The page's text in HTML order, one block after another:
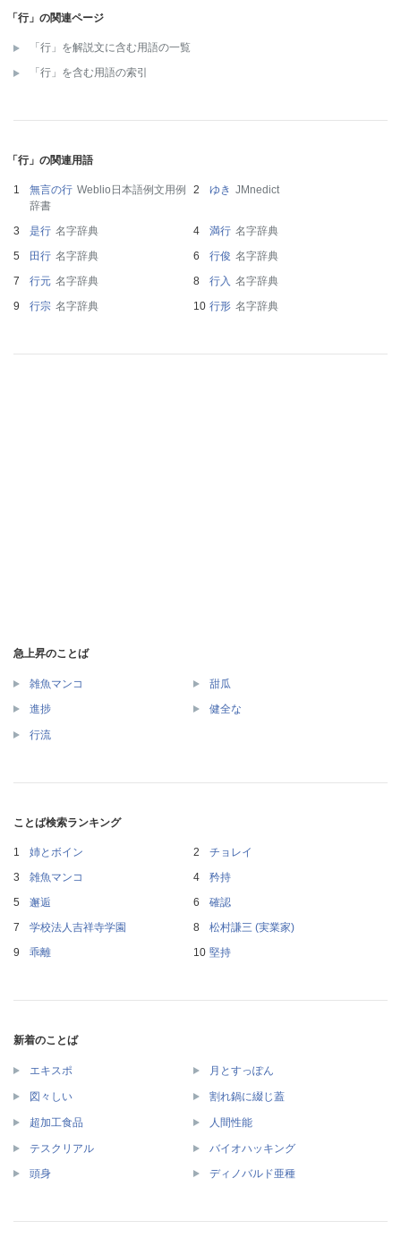
「行」の関連ページ
「行」を解説文に含む用語の一覧
「行」を含む用語の索引
「行」の関連用語
無言の行 Weblio日本語例文用例
辞書
ゆき JMnedict
是行 名字辞典 満行 名字辞典
田行 名字辞典 行俊 名字辞典
行元 名字辞典 行入 名字辞典
行宗 名字辞典 行形 名字辞典
急上昇のことば
雑魚マンコ 甜瓜
進捗 健全な
行流
ことば検索ランキング
姉とボイン
チョレイ
雑魚マンコ
矜持
邂逅
確認
学校法人吉祥寺学園
松村謙三 (実業家)
乖離
堅持
新着のことば
エキスポ 月とすっぽん
図々しい 割れ鍋に綴じ蓋
超加工食品 人間性能
テスクリアル バイオハッキング
頭身 ディノバルド亜種